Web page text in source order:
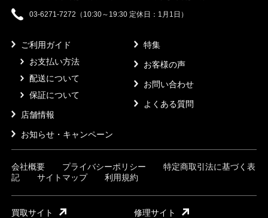
03-6271-7272（10:30～19:30 定休日：1月1日）
ご利用ガイド
お支払い方法
配送について
保証について
店舗情報
お知らせ・キャンペーン
特集
お客様の声
お問い合わせ
よくある質問
会社概要 プライバシーポリシー
特定商取引法に基づく表
記
サイトマップ 利用規約
買取サイト 修理サイト